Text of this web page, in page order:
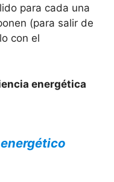
para cada una
(para salir de
con el
energética